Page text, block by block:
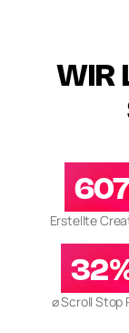
WIR
Erstellte
⌀ Scroll Stop